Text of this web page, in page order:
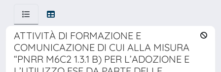
ATTIVITÀ DI FORMAZIONE E
COMUNICAZIONE DI CUI ALLA MISURA
“PNRR M6C2 1.3.1 B) PER L’ADOZIONE E